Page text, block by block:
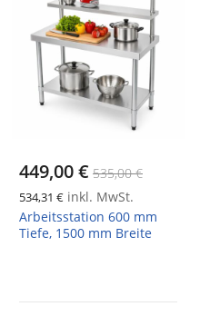
449,00 € 535,00 €
534,31 € inkl. MwSt.
Arbeitsstation 600 mm
Tiefe, 1500 mm Breite